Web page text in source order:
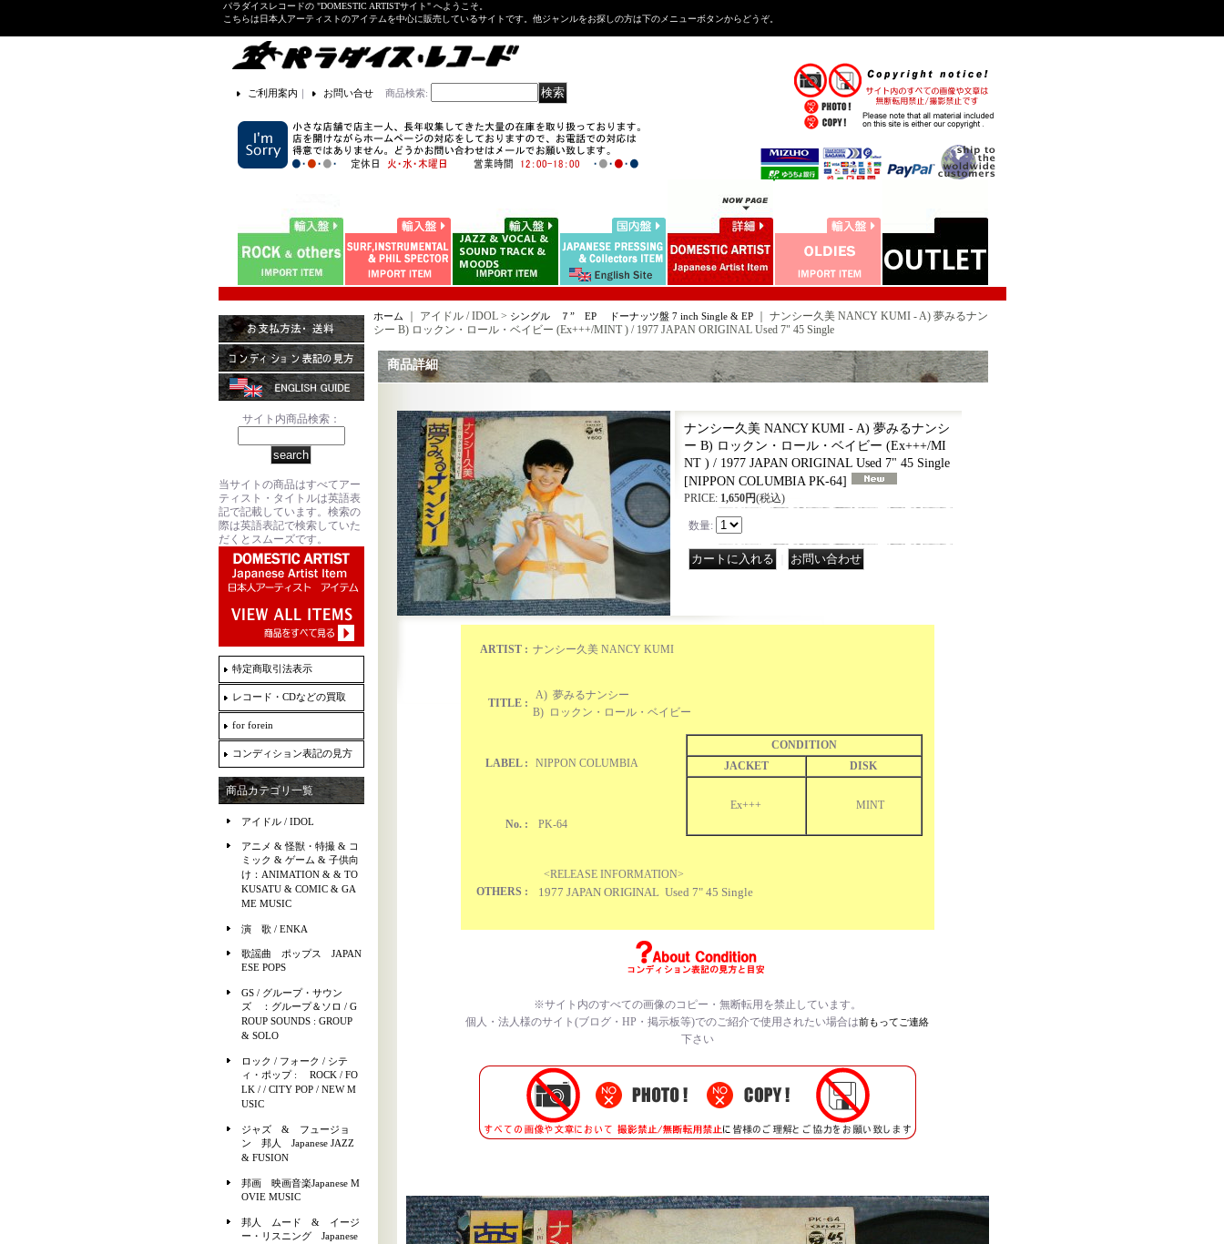
パラダイスレコードの "DOMESTIC ARTISTサイト" へようこそ。
こちらは日本人アーティストのアイテムを中心に販売しているサイトです。他ジャンルをお探しの方は下のメニューボタンからどうぞ。
ご利用案内 ｜ お問い合せ 商品検索:
サイト内商品検索：
当サイトの商品はすべてアー
ティスト・タイトルは英語表
記で記載しています。検索の
際は英語表記で検索していた
だくとスムーズです。
特定商取引法表示
レコード・CDなどの買取
for forein
コンディション表記の見方
商品カテゴリ一覧
アイドル / IDOL
アニメ & 怪獣・特撮 & コ
ミック & ゲーム & 子供向
け：ANIMATION & & TO
KUSATU & COMIC & GA
ME MUSIC
演 歌 / ENKA
歌謡曲 ポップス JAPAN
ESE POPS
GS / グループ・サウン
ズ ：グループ＆ソロ / G
ROUP SOUNDS : GROUP
& SOLO
ロック / フォーク / シテ
ィ・ポップ : ROCK / FO
LK / / CITY POP / NEW M
USIC
ジャズ & フュージョ
ン 邦人 Japanese JAZZ
& FUSION
邦画 映画音楽Japanese M
OVIE MUSIC
邦人 ムード & イージ
ー・リスニング Japanese
ホーム ｜ アイドル / IDOL > シングル ７” EP ドーナッツ盤 7 inch Single & EP
ナンシー久美 NANCY KUMI - A) 夢みるナン
シー B) ロックン・ロール・ベイビー (Ex+++/MINT ) / 1977 JAPAN ORIGINAL Used 7" 45 Single
商品詳細
ナンシー久美 NANCY KUMI - A) 夢みるナンシ
ー B) ロックン・ロール・ベイビー (Ex+++/MI
NT ) / 1977 JAPAN ORIGINAL Used 7" 45 Single
[NIPPON COLUMBIA PK-64]
PRICE: 1,650円(税込)
数量:
ARTIST : ナンシー久美 NANCY KUMI
TITLE :
A) 夢みるナンシー
B) ロックン・ロール・ベイビー
LABEL : NIPPON COLUMBIA
CONDITION
JACKET
DISK
Ex+++
MINT
No. :
PK-64
OTHERS :
<RELEASE INFORMATION>
1977 JAPAN ORIGINAL Used 7" 45 Single
※サイト内のすべての画像のコピー・無断転用を禁止 しています。
個人・法人様のサイト(ブログ・HP・掲示板等)でのご紹介で使用されたい場合は前もってご連絡
下さい